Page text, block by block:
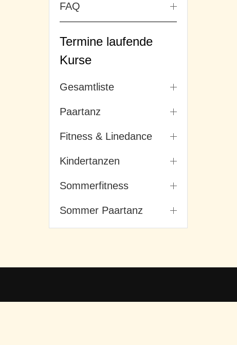
FAQ
Termine laufende
Kurse
Gesamtliste
Paartanz
Fitness & Linedance
Kindertanzen
Sommerfitness
Sommer Paartanz